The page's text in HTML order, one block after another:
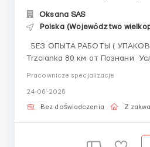
Oksana SAS
Polska (Województwo
Trzcianka 80 км от Познани Условия работы:
Pracownicze specjalizacje
24-06-2026
Bez doświadczenia Z